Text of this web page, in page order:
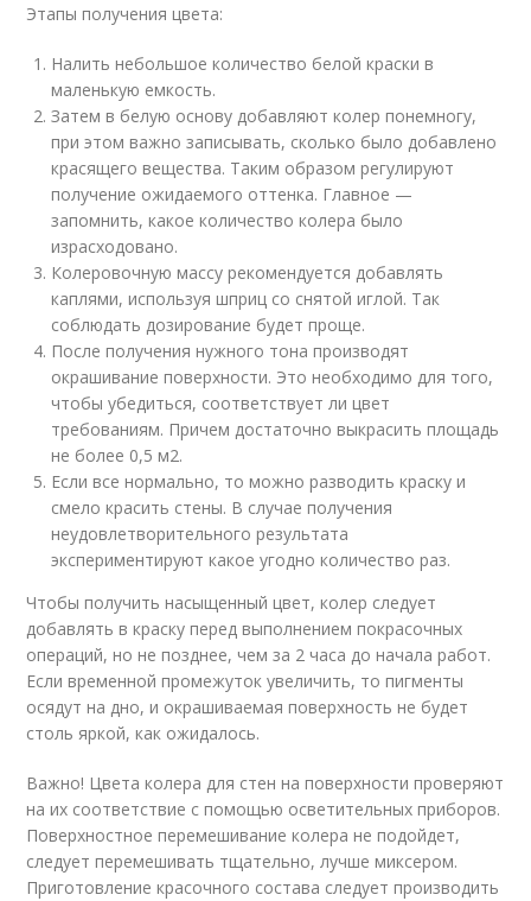
Этапы получения цвета:
Налить небольшое количество белой краски в
маленькую емкость.
Затем в белую основу добавляют колер понемногу,
при этом важно записывать, сколько было добавлено
красящего вещества. Таким образом регулируют
получение ожидаемого оттенка. Главное —
запомнить, какое количество колера было
израсходовано.
Колеровочную массу рекомендуется добавлять
каплями, используя шприц со снятой иглой. Так
соблюдать дозирование будет проще.
После получения нужного тона производят
окрашивание поверхности. Это необходимо для того,
чтобы убедиться, соответствует ли цвет
требованиям. Причем достаточно выкрасить площадь
не более 0,5 м2.
Если все нормально, то можно разводить краску и
смело красить стены. В случае получения
неудовлетворительного результата
экспериментируют какое угодно количество раз.
Чтобы получить насыщенный цвет, колер следует
добавлять в краску перед выполнением покрасочных
операций, но не позднее, чем за 2 часа до начала работ.
Если временной промежуток увеличить, то пигменты
осядут на дно, и окрашиваемая поверхность не будет
столь яркой, как ожидалось.
Важно! Цвета колера для стен на поверхности проверяют
на их соответствие с помощью осветительных приборов.
Поверхностное перемешивание колера не подойдет,
следует перемешивать тщательно, лучше миксером.
Приготовление красочного состава следует производить